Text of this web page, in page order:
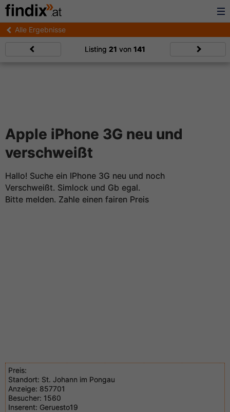
Alle Ergebnisse
Listing 21 von 141
Apple iPhone 3G neu und
verschweißt
Hallo! Suche ein IPhone 3G neu und noch
Verschweißt. Simlock und Gb egal.
Bitte melden. Zahle einen fairen Preis
Preis:
Standort: St. Johann im Pongau
Anzeige: 857701
Besucher: 1560
Inserent: Geruesto19